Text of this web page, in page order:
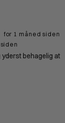
for 1 måned siden
behagelig at